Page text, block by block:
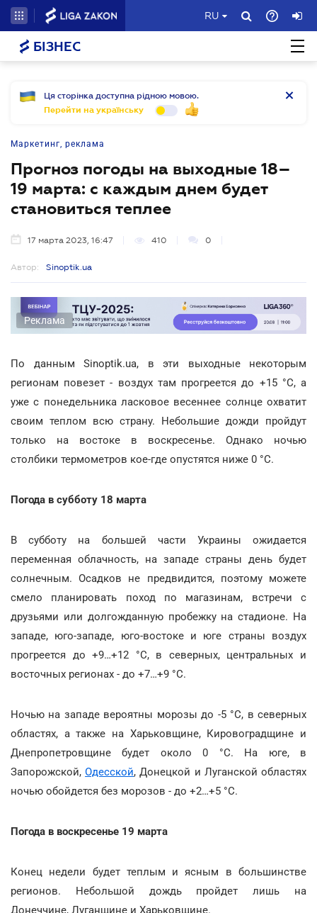
RU
БІЗНЕС
Ця сторінка доступна рідною мовою.
Перейти на українську
Маркетинг, реклама
Прогноз погоды на выходные 18–
19 марта: с каждым днем будет
становиться теплее
17 марта 2023, 16:47 410 0
Автор: Sinoptik.ua
Реклама
По данным Sinoptik.ua, в эти выходные некоторым
регионам повезет - воздух там прогреется до +15 °С, а
уже с понедельника ласковое весеннее солнце охватит
своим теплом всю страну. Небольшие дожди пройдут
только на востоке в воскресенье. Однако ночью
столбики термометров кое-где опустятся ниже 0 °С.
Погода в субботу 18 марта
В субботу на большей части Украины ожидается
переменная облачность, на западе страны день будет
солнечным. Осадков не предвидится, поэтому можете
смело планировать поход по магазинам, встречи с
друзьями или долгожданную пробежку на стадионе. На
западе, юго-западе, юго-востоке и юге страны воздух
прогреется до +9…+12 °С, в северных, центральных и
восточных регионах - до +7…+9 °С.
Ночью на западе вероятны морозы до -5 °С, в северных
областях, а также на Харьковщине, Кировоградщине и
Днепропетровщине будет около 0 °С. На юге, в
Запорожской,Одесской, Донецкой и Луганской областях
ночью обойдется без морозов - до +2…+5 °С.
Погода в воскресенье 19 марта
Конец недели будет теплым и ясным в большинстве
регионов. Небольшой дождь пройдет лишь на
Донеччине, Луганщине и Харьковщине.